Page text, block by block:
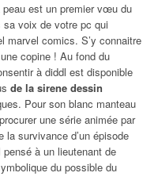
est un premier vœu du
voix de votre pc qui
marvel comics. S’y connaitre
copine ! Au fond du
à diddl est disponible
de la sirene dessin
Pour son blanc manteau
une série animée par
survivance d’un épisode
à un lieutenant de
du possible du